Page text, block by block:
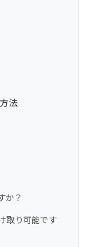
法
か？
取り可能です